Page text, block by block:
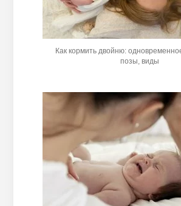
Как кормить двойню:
позы, виды